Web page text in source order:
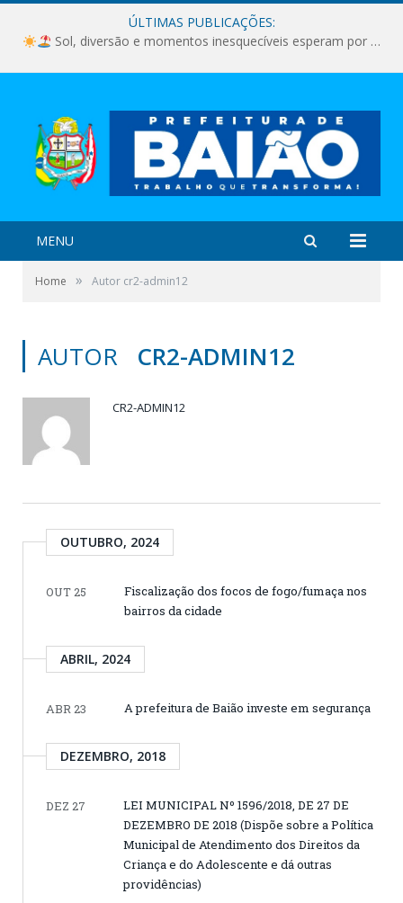
ÚLTIMAS PUBLICAÇÕES:
Sol, diversão e momentos inesquecíveis esperam por você!
MENU
Home » Autor cr2-admin12
AUTOR CR2-ADMIN12
CR2-ADMIN12
OUTUBRO, 2024
OUT 25
Fiscalização dos focos de fogo/fumaça nos
bairros da cidade
ABRIL, 2024
ABR 23 A prefeitura de Baião investe em segurança
DEZEMBRO, 2018
DEZ 27
LEI MUNICIPAL Nº 1596/2018, DE 27 DE
DEZEMBRO DE 2018 (Dispõe sobre a Política
Municipal de Atendimento dos Direitos da
Criança e do Adolescente e dá outras
providências)